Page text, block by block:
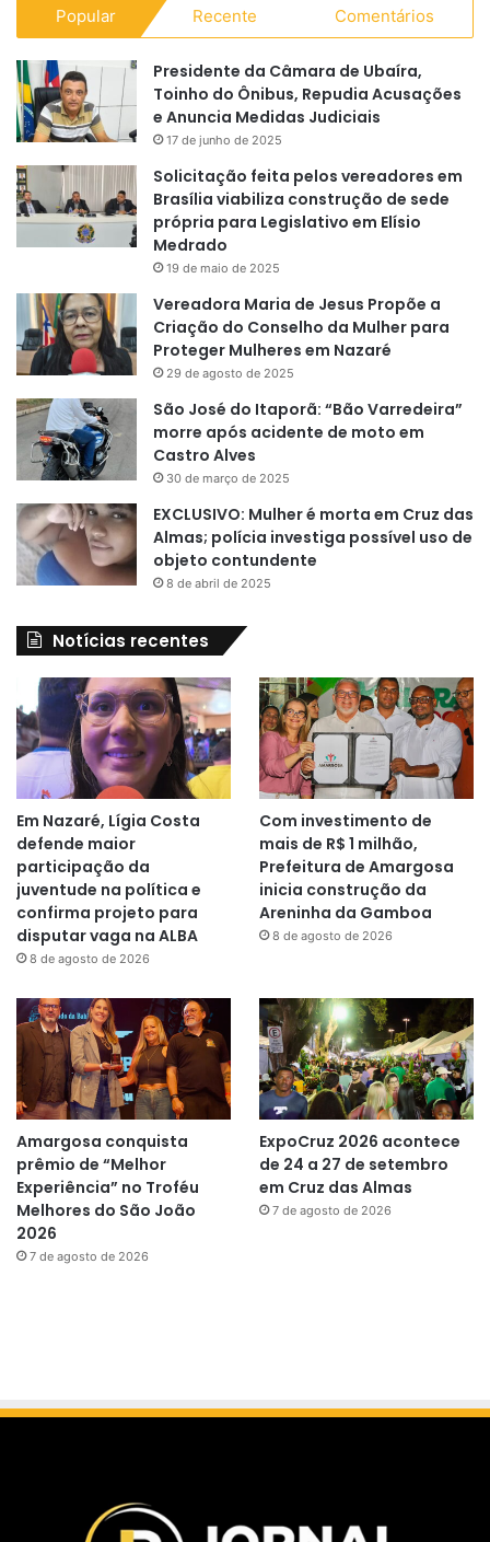
Popular Recente Comentários
Presidente da Câmara de Ubaíra,
Toinho do Ônibus, Repudia Acusações
e Anuncia Medidas Judiciais
17 de junho de 2025
Solicitação feita pelos vereadores em
Brasília viabiliza construção de sede
própria para Legislativo em Elísio
Medrado
19 de maio de 2025
Vereadora Maria de Jesus Propõe a
Criação do Conselho da Mulher para
Proteger Mulheres em Nazaré
29 de agosto de 2025
São José do Itaporã: “Bão Varredeira”
morre após acidente de moto em
Castro Alves
30 de março de 2025
EXCLUSIVO: Mulher é morta em Cruz das
Almas; polícia investiga possível uso de
objeto contundente
8 de abril de 2025
Notícias recentes
Em Nazaré, Lígia Costa
defende maior
participação da
juventude na política e
confirma projeto para
disputar vaga na ALBA
8 de agosto de 2026
Com investimento de
mais de R$ 1 milhão,
Prefeitura de Amargosa
inicia construção da
Areninha da Gamboa
8 de agosto de 2026
Amargosa conquista
prêmio de “Melhor
Experiência” no Troféu
Melhores do São João
2026
7 de agosto de 2026
ExpoCruz 2026 acontece
de 24 a 27 de setembro
em Cruz das Almas
7 de agosto de 2026